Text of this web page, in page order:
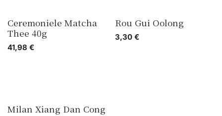
Ceremoniele Matcha
Thee 40g
41,98 €
Rou Gui Oolong
3,30€
Milan Xiang Dan Cong